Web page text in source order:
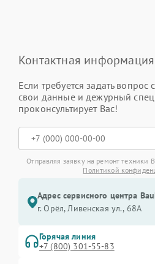
Контактная информация
Если требуется задать вопрос
свои данные и дежурный
проконсультирует Вас!
Отправляя заявку на ремонт техники
Политикой
Адрес сервисного центра
г. Орёл, Ливенская ул., 68А
Горячая линия
+7 (800) 301-55-83